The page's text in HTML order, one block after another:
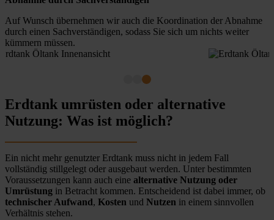
Auf Wunsch übernehmen wir auch die Koordination der Abnahme
durch einen Sachverständigen, sodass Sie sich um nichts weiter
kümmern müssen.
Erdtank umrüsten oder alternative
Nutzung: Was ist möglich?
Ein nicht mehr genutzter Erdtank muss nicht in jedem Fall
vollständig stillgelegt oder ausgebaut werden. Unter bestimmten
Voraussetzungen kann auch eine alternative Nutzung oder
Umrüstung in Betracht kommen. Entscheidend ist dabei immer, ob
technischer Aufwand, Kosten und Nutzen in einem sinnvollen
Verhältnis stehen.